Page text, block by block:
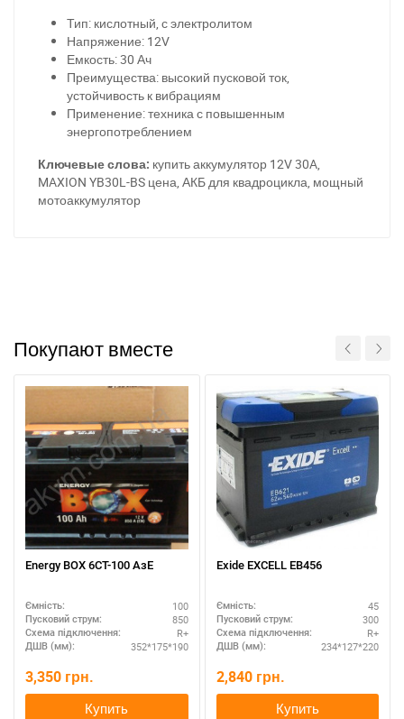
Тип: кислотный, с электролитом
Напряжение: 12V
Емкость: 30 Ач
Преимущества: высокий пусковой ток,
устойчивость к вибрациям
Применение: техника с повышенным
энергопотреблением
Ключевые слова: купить аккумулятор 12V 30A,
MAXION YB30L-BS цена, АКБ для квадроцикла, мощный
мотоаккумулятор
Покупают вместе
Energy BOX 6СТ-100 AзЕ
Ємність: 100
Пусковий струм: 850
Схема підключення: R+
ДШВ (мм): 352*175*190
3,350 грн.
Купить
Exide EXCELL EB456
Ємність: 45
Пусковий струм: 300
Схема підключення: R+
ДШВ (мм): 234*127*220
2,840 грн.
Купить